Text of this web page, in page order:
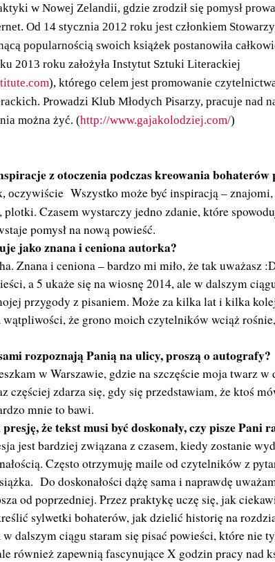
w Nowej Zelandii, gdzie zrodził się pomysł
Od 14 stycznia 2012 roku jest członkiem
popularnością swoich książek postanowiła
2013 roku założyła Instytut Sztuki Literackiej
), którego celem jest promowanie
Prowadzi Klub Młodych Pisarzy, pracuje nad
można żyć. (http://www.gajakolodziej.com/)
z otoczenia podczas kreowania bohaterów
oczywiście Wszystko może być inspiracją –
Czasem wystarczy jedno zdanie, które
pomysł na nową powieść.
jako znana i ceniona autorka?
Znana i ceniona – bardzo mi miło, że tak uważasz
a 5 ukaże się na wiosnę 2014, ale w dalszym
przygody z pisaniem. Może za kilka lat i kilka
że grono moich czytelników wciąż
rozpoznają Panią na ulicy, proszą o autografy?
w Warszawie, gdzie na szczęście moja twarz w
częściej zdarza się, gdy się przedstawiam, że ktoś
mnie to bawi.
że tekst musi być doskonały, czy pisze Pani
jest bardziej związana z czasem, kiedy zostanie
Często otrzymuję maile od czytelników z
Do doskonałości dążę sama i naprawdę
od poprzedniej. Przez praktykę uczę się, jak
sylwetki bohaterów, jak dzielić historię na
dalszym ciągu staram się pisać powieści, które nie
również zapewnią fascynujące X godzin pracy nad